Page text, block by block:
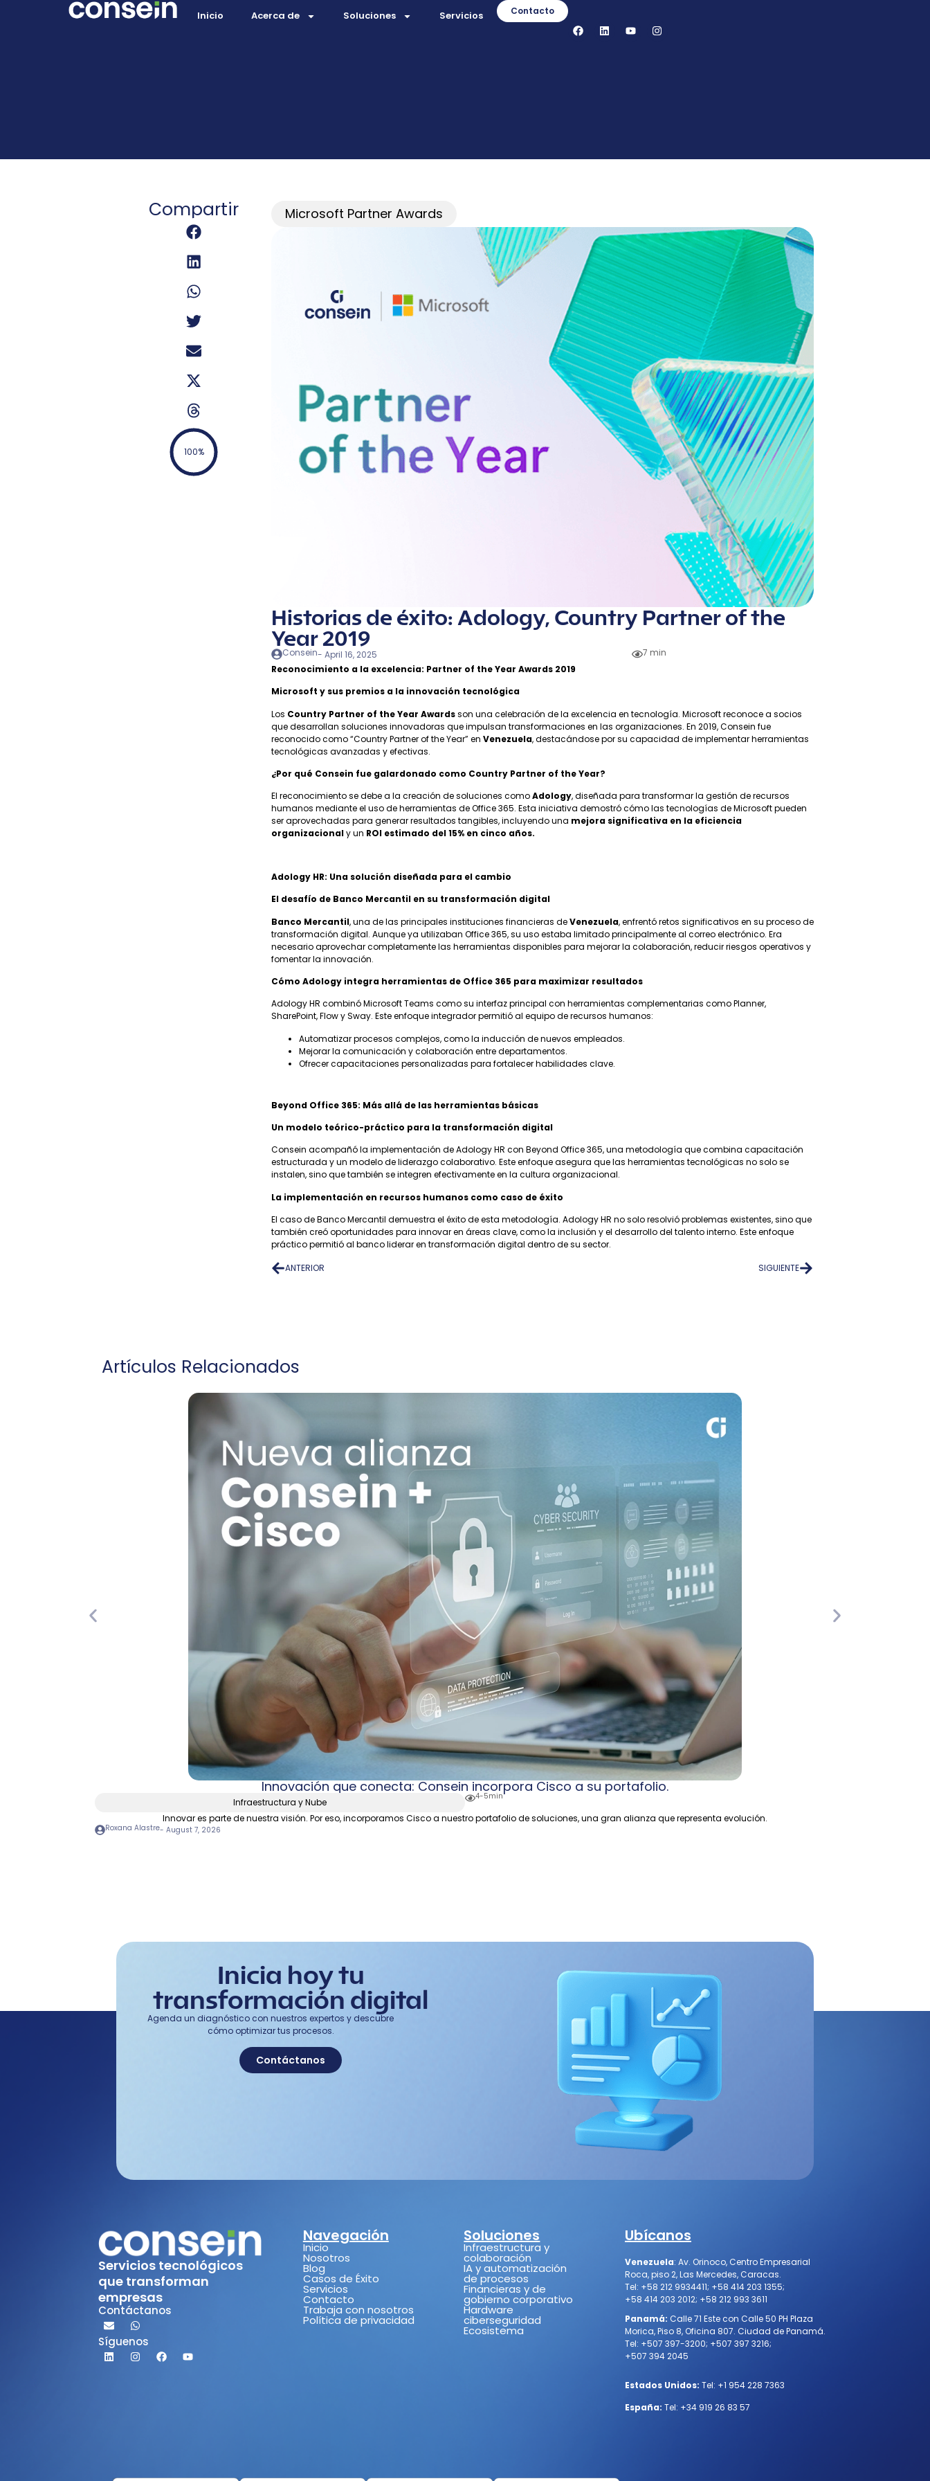
Inicio Acerca de Soluciones Servicios Contacto
Compartir
100%
Microsoft Partner Awards
Historias de éxito: Adology, Country Partner of the
Year 2019
Consein- April 16, 2025
7 min
Reconocimiento a la excelencia: Partner of the Year Awards 2019
Microsoft y sus premios a la innovación tecnológica
Los Country Partner of the Year Awardsson una celebración de la excelencia en tecnología. Microsoft reconoce a socios
que desarrollan soluciones innovadoras que impulsan transformaciones en las organizaciones. En 2019, Consein fue
reconocido como “Country Partner of the Year” en Venezuela, destacándose por su capacidad de implementar herramientas
tecnológicas avanzadas y efectivas.
¿Por qué Consein fue galardonado como Country Partner of the Year?
El reconocimiento se debe a la creación de soluciones comoAdology, diseñada para transformar la gestión de recursos
humanos mediante el uso de herramientas de Office 365. Esta iniciativa demostró cómo las tecnologías de Microsoft pueden
ser aprovechadas para generar resultados tangibles, incluyendo una mejora significativa en la eficiencia
organizacionaly un ROI estimado del 15% en cinco años.
Adology HR: Una solución diseñada para el cambio
El desafío de Banco Mercantil en su transformación digital
Banco Mercantil, una de las principales instituciones financieras deVenezuela, enfrentó retos significativos en su proceso de
transformación digital. Aunque ya utilizaban Office 365, su uso estaba limitado principalmente al correo electrónico. Era
necesario aprovechar completamente las herramientas disponibles para mejorar la colaboración, reducir riesgos operativos y
fomentar la innovación.
Cómo Adology integra herramientas de Office 365 para maximizar resultados
Adology HR combinó Microsoft Teams como su interfaz principal con herramientas complementarias como Planner,
SharePoint, Flow y Sway. Este enfoque integrador permitió al equipo de recursos humanos:
Automatizar procesos complejos, como la inducción de nuevos empleados.
Mejorar la comunicación y colaboración entre departamentos.
Ofrecer capacitaciones personalizadas para fortalecer habilidades clave.
Beyond Office 365: Más allá de las herramientas básicas
Un modelo teórico-práctico para la transformación digital
Consein acompañó la implementación de Adology HR con Beyond Office 365, una metodología que combina capacitación
estructurada y un modelo de liderazgo colaborativo. Este enfoque asegura que las herramientas tecnológicas no solo se
instalen, sino que también se integren efectivamente en la cultura organizacional.
La implementación en recursos humanos como caso de éxito
El caso de Banco Mercantil demuestra el éxito de esta metodología. Adology HR no solo resolvió problemas existentes, sino que
también creó oportunidades para innovar en áreas clave, como la inclusión y el desarrollo del talento interno. Este enfoque
práctico permitió al banco liderar en transformación digital dentro de su sector.
ANTERIOR
SIGUIENTE
Artículos Relacionados
Innovación que conecta: Consein incorpora Cisco a su portafolio.
Infraestructura y Nube
4-5min
Innovar es parte de nuestra visión. Por eso, incorporamos Cisco a nuestro portafolio de soluciones, una gran alianza que representa evolución.
Roxana Alastre- August 7, 2026
Inicia hoy tu
transformación digital
Agenda un diagnóstico con nuestros expertos y descubre
cómo optimizar tus procesos.
Contáctanos
Servicios tecnológicos
que transforman
empresas
Contáctanos
Síguenos
Navegación
Inicio
Nosotros
Blog
Casos de Éxito
Servicios
Contacto
Trabaja con nosotros
Política de privacidad
Soluciones
Infraestructura y
colaboración
IA y automatización
de procesos
Financieras y de
gobierno corporativo
Hardware
ciberseguridad
Ecosistema
Ubícanos
Venezuela:Av. Orinoco, Centro Empresarial
Roca, piso 2, Las Mercedes, Caracas.
Tel: +58 212 9934411; +58 414 203 1355;
+58 414 203 2012; +58 212 993 3611
Panamá: Calle 71 Este con Calle 50 PH Plaza
Morica, Piso 8, Oficina 807. Ciudad de Panamá.
Tel: +507 397-3200; +507 397 3216;
+507 394 2045
Estados Unidos:Tel: +1 954 228 7363
España:Tel: +34 919 26 83 57